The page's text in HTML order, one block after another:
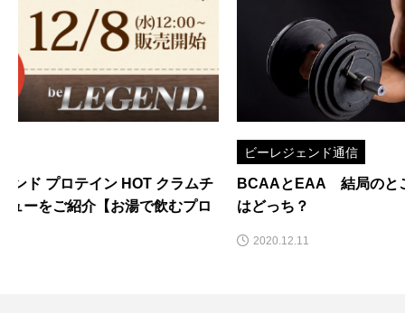
BCAAとEAA 結局のところトレーニング中のおすすめ
はどっち？